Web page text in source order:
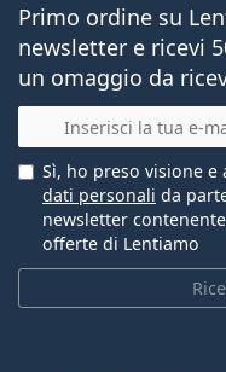
Primo ordine su
newsletter e ricevi
un omaggio da
E-mail
Sì, ho preso visione e
dati personali da
newsletter
offerte di Lentiamo